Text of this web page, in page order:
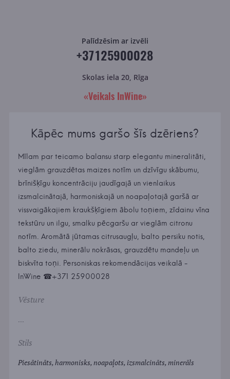
Palīdzēsim ar izvēli
+37125900028
Skolas iela 20, Rīga
«Veikals InWine»
Kāpēc mums garšo šīs dzēriens?
Mīlam par teicamo balansu starp elegantu mineralitāti,
vieglām grauzdētas maizes notīm un dzīvīgu skābumu,
brīnišķīgu koncentrāciju jaudīgajā un vienlaikus
izsmalcinātajā, harmoniskajā un noapaļotajā garšā ar
vissvaigākajiem kraukšķīgiem ābolu toņiem, zīdainu vīna
tekstūru un ilgu, smalku pēcgaršu ar vieglām citronu
notīm. Aromātā jūtamas citrusaugļu, balto persiku notis,
balto ziedu, minerālu nokrāsas, grauzdētu mandeļu un
biskvīta toņi. Personiskas rekomendācijas veikalā -
InWine ☎+371 25900028
Vēsture
...
Stils
Piesātināts, harmonisks, noapaļots, izsmalcināts, minerāls